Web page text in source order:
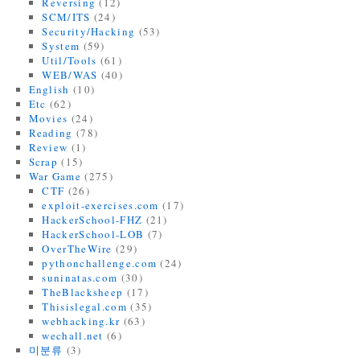
SCM/ITS (24)
Security/Hacking (53)
System (59)
Util/Tools (61)
WEB/WAS (40)
English (10)
Etc (62)
Movies (24)
Reading (78)
Review (1)
Scrap (15)
War Game (275)
CTF (26)
exploit-exercises.com (17)
HackerSchool-FHZ (21)
HackerSchool-LOB (7)
OverTheWire (29)
pythonchallenge.com (24)
suninatas.com (30)
TheBlacksheep (17)
Thisislegal.com (35)
webhacking.kr (63)
wechall.net (6)
미분류 (3)